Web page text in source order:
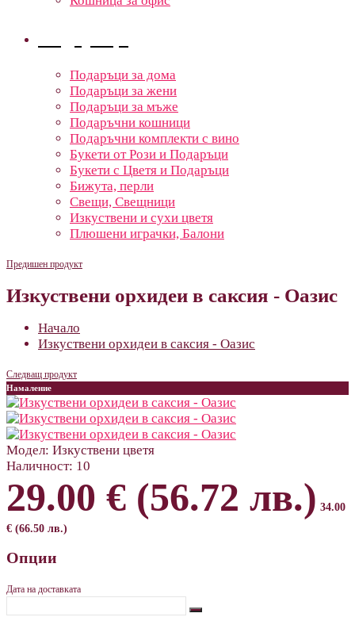
Подаръци за дома
Подаръци за жени
Подаръци за мъже
Подаръчни кошници
Подаръчни комплекти с вино
Букети от Рози и Подаръци
Букети с Цветя и Подаръци
Бижута, перли
Свещи, Свещници
Изкуствени и сухи цветя
Плюшени играчки, Балони
Предишен продукт
Изкуствени орхидеи в саксия - Оазис
Начало
Изкуствени орхидеи в саксия - Оазис
Следващ продукт
Намаление
Модел: Изкуствени цветя
Наличност: 10
29.00 € (56.72 лв.) 34.00
€ (66.50 лв.)
Опции
Дата на доставката